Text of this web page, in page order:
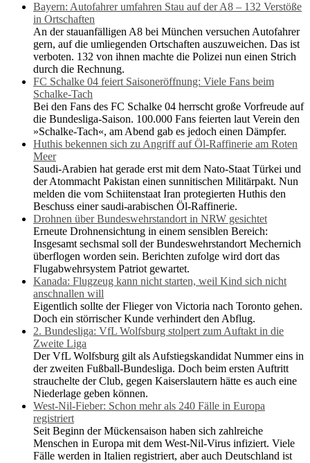
Bayern: Autofahrer umfahren Stau auf der A8 – 132 Verstöße
in Ortschaften
An der stauanfälligen A8 bei München versuchen Autofahrer
gern, auf die umliegenden Ortschaften auszuweichen. Das ist
verboten. 132 von ihnen machte die Polizei nun einen Strich
durch die Rechnung.
FC Schalke 04 feiert Saisoneröffnung: Viele Fans beim
Schalke-Tach
Bei den Fans des FC Schalke 04 herrscht große Vorfreude auf
die Bundesliga-Saison. 100.000 Fans feierten laut Verein den
»Schalke-Tach«, am Abend gab es jedoch einen Dämpfer.
Huthis bekennen sich zu Angriff auf Öl-Raffinerie am Roten
Meer
Saudi-Arabien hat gerade erst mit dem Nato-Staat Türkei und
der Atommacht Pakistan einen sunnitischen Militärpakt. Nun
melden die vom Schiitenstaat Iran protegierten Huthis den
Beschuss einer saudi-arabischen Öl-Raffinerie.
Drohnen über Bundeswehrstandort in NRW gesichtet
Erneute Drohnensichtung in einem sensiblen Bereich:
Insgesamt sechsmal soll der Bundeswehrstandort Mechernich
überflogen worden sein. Berichten zufolge wird dort das
Flugabwehrsystem Patriot gewartet.
Kanada: Flugzeug kann nicht starten, weil Kind sich nicht
anschnallen will
Eigentlich sollte der Flieger von Victoria nach Toronto gehen.
Doch ein störrischer Kunde verhindert den Abflug.
2. Bundesliga: VfL Wolfsburg stolpert zum Auftakt in die
Zweite Liga
Der VfL Wolfsburg gilt als Aufstiegskandidat Nummer eins in
der zweiten Fußball-Bundesliga. Doch beim ersten Auftritt
strauchelte der Club, gegen Kaiserslautern hätte es auch eine
Niederlage geben können.
West-Nil-Fieber: Schon mehr als 240 Fälle in Europa
registriert
Seit Beginn der Mückensaison haben sich zahlreiche
Menschen in Europa mit dem West-Nil-Virus infiziert. Viele
Fälle werden in Italien registriert, aber auch Deutschland ist